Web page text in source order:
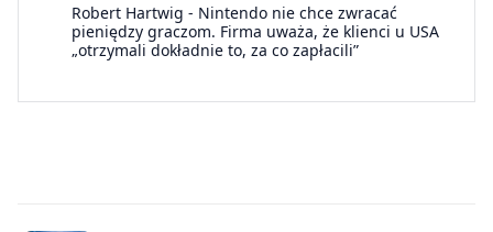
Robert Hartwig - Nintendo nie chce zwracać
pieniędzy graczom. Firma uważa, że klienci u USA
„otrzymali dokładnie to, za co zapłacili”